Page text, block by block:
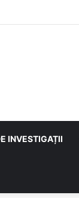
îl au
INVESTIGAȚII